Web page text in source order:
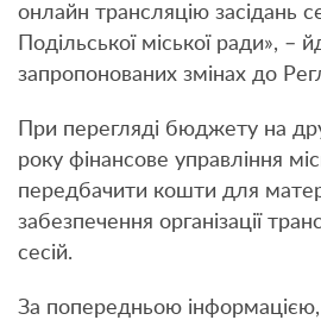
онлайн трансляцію засідань
Подільської міської ради», –
запропонованих змінах до
При перегляді бюджету на
року фінансове управління
передбачити кошти для
забезпечення організації
сесій.
За попередньою інформацією,